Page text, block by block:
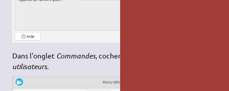
Dans l'onglet Commandes, cocher la case
utilisateurs.